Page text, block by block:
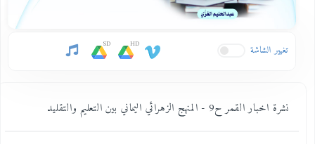
تغيير الشاشة HD
SD
نشرة اخبار القمر ح9 - المنهج الزهرائي اليماني بين التعليم والتقليد